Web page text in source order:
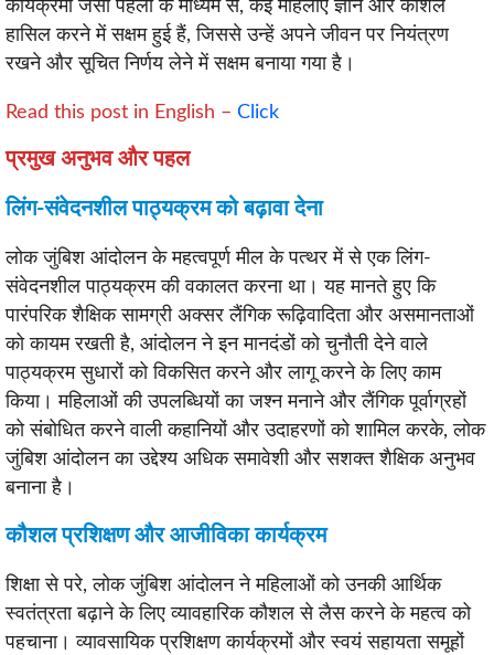
कार्यक्रमों जैसी पहलों के माध्यम से, कई महिलाएं ज्ञान और कौशल
हासिल करने में सक्षम हुई हैं, जिससे उन्हें अपने जीवन पर नियंत्रण
रखने और सूचित निर्णय लेने में सक्षम बनाया गया है।
Read this post in English – Click
प्रमुख अनुभव और पहल
लिंग-संवेदनशील पाठ्यक्रम को बढ़ावा देना
लोक जुंबिश आंदोलन के महत्वपूर्ण मील के पत्थर में से एक लिंग-
संवेदनशील पाठ्यक्रम की वकालत करना था। यह मानते हुए कि
पारंपरिक शैक्षिक सामग्री अक्सर लैंगिक रूढ़िवादिता और असमानताओं
को कायम रखती है, आंदोलन ने इन मानदंडों को चुनौती देने वाले
पाठ्यक्रम सुधारों को विकसित करने और लागू करने के लिए काम
किया। महिलाओं की उपलब्धियों का जश्न मनाने और लैंगिक पूर्वाग्रहों
को संबोधित करने वाली कहानियों और उदाहरणों को शामिल करके, लोक
जुंबिश आंदोलन का उद्देश्य अधिक समावेशी और सशक्त शैक्षिक अनुभव
बनाना है।
कौशल प्रशिक्षण और आजीविका कार्यक्रम
शिक्षा से परे, लोक जुंबिश आंदोलन ने महिलाओं को उनकी आर्थिक
स्वतंत्रता बढ़ाने के लिए व्यावहारिक कौशल से लैस करने के महत्व को
पहचाना। व्यावसायिक प्रशिक्षण कार्यक्रमों और स्वयं सहायता समूहों